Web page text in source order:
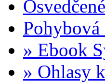
Pohybová
» Ebook
» Ohlasy